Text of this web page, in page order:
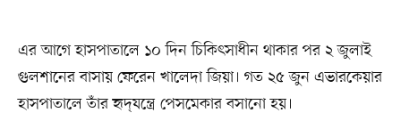
এর আগে হাসপাতালে ১০ দিন চিকিৎসাধীন থাকার পর ২ জুলাই
গুলশানের বাসায় ফেরেন খালেদা জিয়া। গত ২৫ জুন এভারকেয়ার
হাসপাতালে তাঁর হৃদ্‌যন্ত্রে পেসমেকার বসানো হয়।